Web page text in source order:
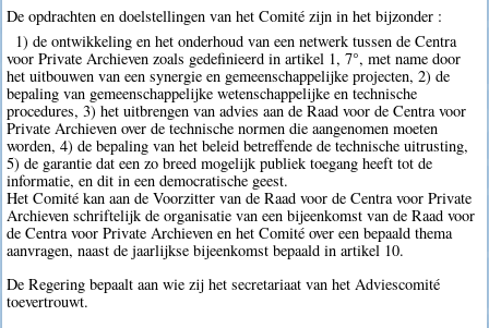
De opdrachten en doelstellingen van het Comité zijn in het bijzonder :
1) de ontwikkeling en het onderhoud van een netwerk tussen de Centra
voor Private Archieven zoals gedefinieerd in artikel 1, 7°, met name door
het uitbouwen van een synergie en gemeenschappelijke projecten, 2) de
bepaling van gemeenschappelijke wetenschappelijke en technische
procedures, 3) het uitbrengen van advies aan de Raad voor de Centra voor
Private Archieven over de technische normen die aangenomen moeten
worden, 4) de bepaling van het beleid betreffende de technische uitrusting,
5) de garantie dat een zo breed mogelijk publiek toegang heeft tot de
informatie, en dit in een democratische geest.
Het Comité kan aan de Voorzitter van de Raad voor de Centra voor Private
Archieven schriftelijk de organisatie van een bijeenkomst van de Raad voor
de Centra voor Private Archieven en het Comité over een bepaald thema
aanvragen, naast de jaarlijkse bijeenkomst bepaald in artikel 10.
De Regering bepaalt aan wie zij het secretariaat van het Adviescomité
toevertrouwt.